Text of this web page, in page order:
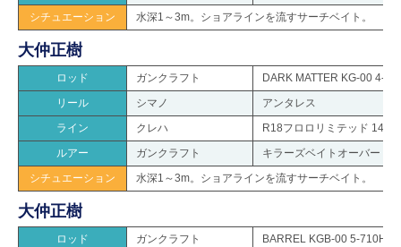
シチュエーション
水深1～3m。ショアラインを流すサーチベイト。
大仲正樹
ロッド ガンクラフト
DARK MATTER KG-00 4-
リール
シマノ
アンタレス
ライン
クレハ
R18フロロリミテッド 14lb.
ルアー
ガンクラフト
キラーズベイトオーバー 3/
シチュエーション
水深1～3m。ショアラインを流すサーチベイト。
大仲正樹
ロッド ガンクラフト
BARREL KGB-00 5-710H